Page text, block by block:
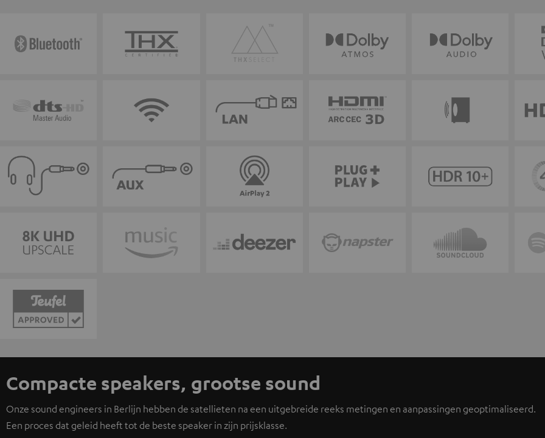
Compacte speakers, grootse sound
Onze sound engineers in Berlijn hebben de satellieten na een uitgebreide reeks metingen en aanpassingen geoptimaliseerd.
Een proces dat geleid heeft tot de beste speaker in zijn prijsklasse.